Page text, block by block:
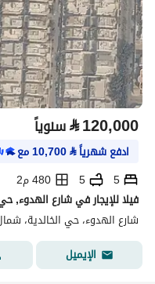
⃁120,000 سنوياً
ادفع شهرياً⃁
10,700مع
5
5
480 م2
فيلا للإيجار في شارع الهدوء,
شارع الهدوء، حي الخالدية،
الإيميل